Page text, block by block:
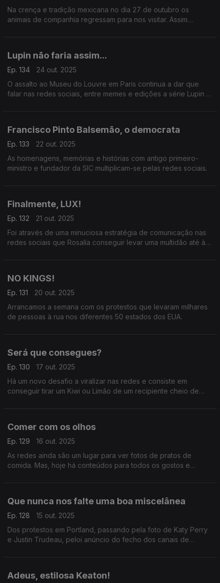
Na crença e tradição mexicana no dia 27 de outubro os
animais de companhia regressam para nos visitar. Assim
Lupin não faria assim...
Ep. 134
24 out. 2025
O assalto ao Museu do Louvre em Paris continua a dar que
falar nas redes sociais, entre memes e edições a série Lupin é
Francisco Pinto Balsemão, o democrata
Ep. 133
22 out. 2025
As homenagens, memórias e histórias com antigo primeiro-
ministro e fundador da SIC multiplicam-se pelas redes sociais.
Finalmente, LUX!
Ep. 132
21 out. 2025
Foi através de uma minuciosa estratégia de comunicação nas
redes sociais que Rosalía conseguir levar uma multidão até à
NO KINGS!
Ep. 131
20 out. 2025
Arrancamos a semana com os protestos que levaram milhares
de pessoas à rua nos diferentes 50 estados dos EUA.
Será que consegues?
Ep. 130
17 out. 2025
Há um novo desafio a viralizar nas redes e consiste em
conseguir tirar um Kiwi ou Limão de um recipiente cheio de
Comer com os olhos
Ep. 129
16 out. 2025
As redes ainda são um lugar para ver fotos de pratos de
comida. Mas, hoje há conteúdos para todos os gostos e
Que nunca nos falte uma boa miscelânea
Ep. 128
15 out. 2025
Dos protestos em Portland, passando pela foto de Katy Perry
e Justin Trudeau, peloi anúncio do fecho dos canais de
Adeus, estilosa Keaton!